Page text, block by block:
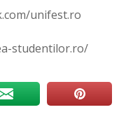
unifest.ro
studentilor.ro/